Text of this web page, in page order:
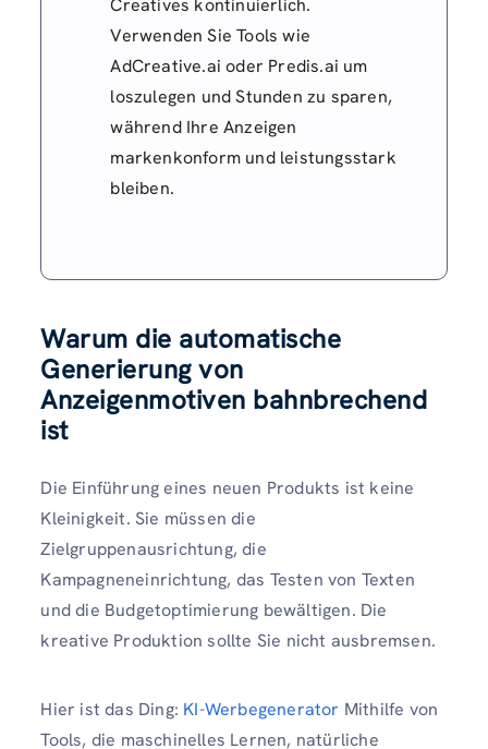
Creatives kontinuierlich.
Verwenden Sie Tools wie
AdCreative.ai oder Predis.ai um
loszulegen und Stunden zu sparen,
während Ihre Anzeigen
markenkonform und leistungsstark
bleiben.
Warum die automatische
Generierung von
Anzeigenmotiven bahnbrechend
ist
Die Einführung eines neuen Produkts ist keine
Kleinigkeit. Sie müssen die
Zielgruppenausrichtung, die
Kampagneneinrichtung, das Testen von Texten
und die Budgetoptimierung bewältigen. Die
kreative Produktion sollte Sie nicht ausbremsen.
Hier ist das Ding: KI-Werbegenerator Mithilfe von
Tools, die maschinelles Lernen, natürliche